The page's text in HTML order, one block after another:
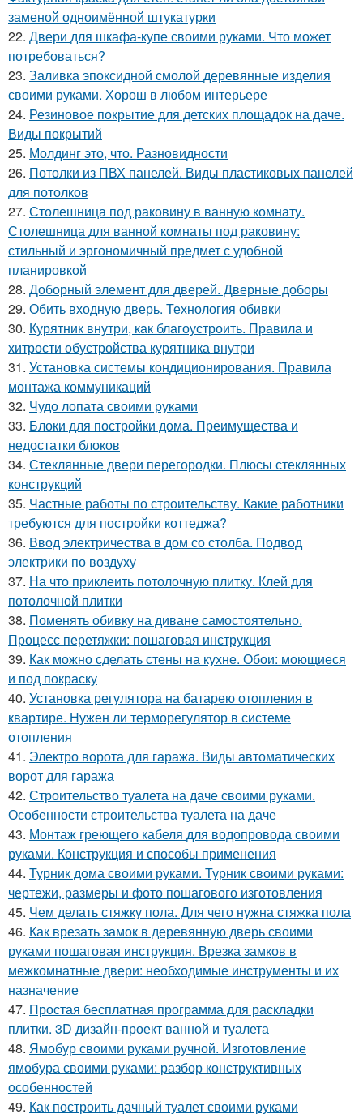
заменой одноимённой штукатурки
22. Двери для шкафа-купе своими руками. Что может
потребоваться?
23. Заливка эпоксидной смолой деревянные изделия
своими руками. Хорош в любом интерьере
24. Резиновое покрытие для детских площадок на даче.
Виды покрытий
25. Молдинг это, что. Разновидности
26. Потолки из ПВХ панелей. Виды пластиковых панелей
для потолков
27. Столешница под раковину в ванную комнату.
Столешница для ванной комнаты под раковину:
стильный и эргономичный предмет с удобной
планировкой
28. Доборный элемент для дверей. Дверные доборы
29. Обить входную дверь. Технология обивки
30. Курятник внутри, как благоустроить. Правила и
хитрости обустройства курятника внутри
31. Установка системы кондиционирования. Правила
монтажа коммуникаций
32. Чудо лопата своими руками
33. Блоки для постройки дома. Преимущества и
недостатки блоков
34. Стеклянные двери перегородки. Плюсы стеклянных
конструкций
35. Частные работы по строительству. Какие работники
требуются для постройки коттеджа?
36. Ввод электричества в дом со столба. Подвод
электрики по воздуху
37. На что приклеить потолочную плитку. Клей для
потолочной плитки
38. Поменять обивку на диване самостоятельно.
Процесс перетяжки: пошаговая инструкция
39. Как можно сделать стены на кухне. Обои: моющиеся
и под покраску
40. Установка регулятора на батарею отопления в
квартире. Нужен ли терморегулятор в системе
отопления
41. Электро ворота для гаража. Виды автоматических
ворот для гаража
42. Строительство туалета на даче своими руками.
Особенности строительства туалета на даче
43. Монтаж греющего кабеля для водопровода своими
руками. Конструкция и способы применения
44. Турник дома своими руками. Турник своими руками:
чертежи, размеры и фото пошагового изготовления
45. Чем делать стяжку пола. Для чего нужна стяжка пола
46. Как врезать замок в деревянную дверь своими
руками пошаговая инструкция. Врезка замков в
межкомнатные двери: необходимые инструменты и их
назначение
47. Простая бесплатная программа для раскладки
плитки. 3D дизайн-проект ванной и туалета
48. Ямобур своими руками ручной. Изготовление
ямобура своими руками: разбор конструктивных
особенностей
49. Как построить дачный туалет своими руками